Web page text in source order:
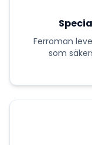
Ferroman
som